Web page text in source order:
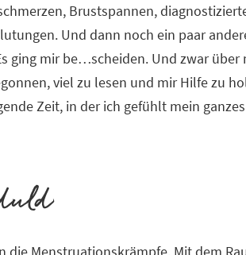
Brustspannen,
Und dann noch ein paar
ging mir be…scheiden. Und zwar über
viel zu lesen und mir Hilfe zu
Zeit, in der ich gefühlt mein
die Menstruationskrämpfe. Mit dem